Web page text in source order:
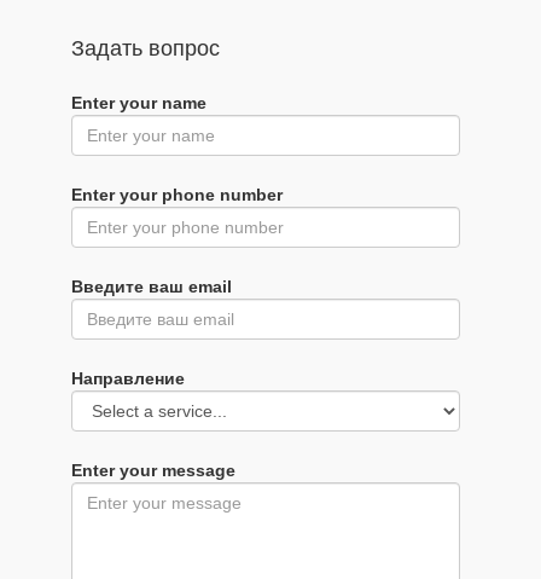
Задать вопрос
Enter your name
Enter your phone number
Введите ваш email
Направление
Enter your message